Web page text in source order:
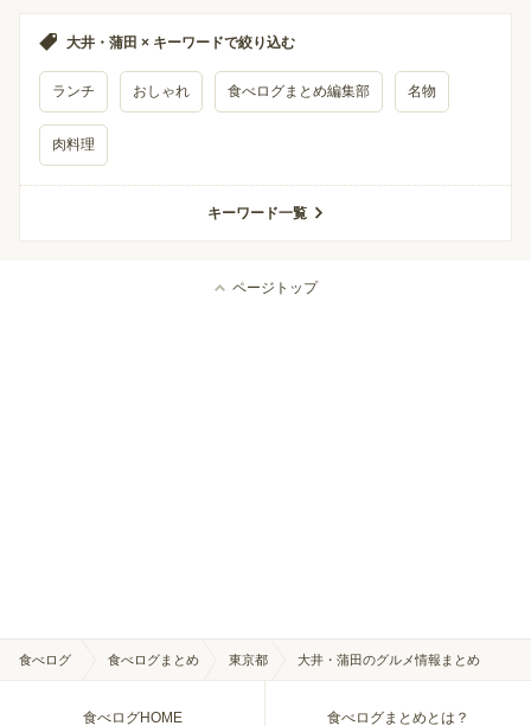
大井・蒲田 × キーワードで絞り込む
ランチ おしゃれ 食べログまとめ編集部 名物
肉料理
キーワード一覧
ページトップ
食べログ 食べログまとめ 東京都 大井・蒲田のグルメ情報まとめ
食べログHOME 食べログまとめとは？